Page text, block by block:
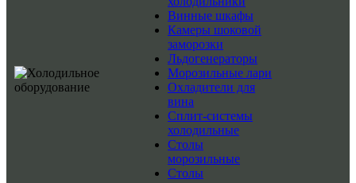
Винные шкафы
Камеры шоковой
заморозки
Льдогенераторы
Морозильные лари
Охладители для
вина
Сплит-системы
холодильные
Столы
морозильные
Столы